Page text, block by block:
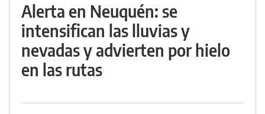
Alerta en Neuquén: se
intensifican las lluvias y
nevadas y advierten por hielo
en las rutas